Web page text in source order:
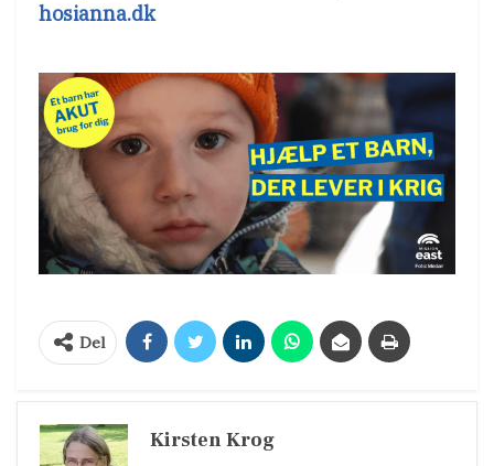
hosianna.dk
Del
Kirsten Krog